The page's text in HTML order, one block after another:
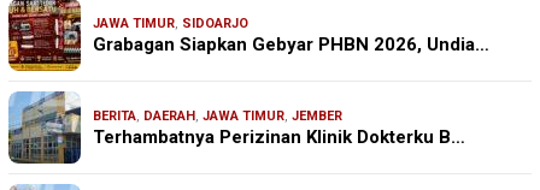
JAWA TIMUR, SIDOARJO
Grabagan Siapkan Gebyar PHBN 2026, Undia…
BERITA, DAERAH , JAWA TIMUR, JEMBER
Terhambatnya Perizinan Klinik Dokterku B…